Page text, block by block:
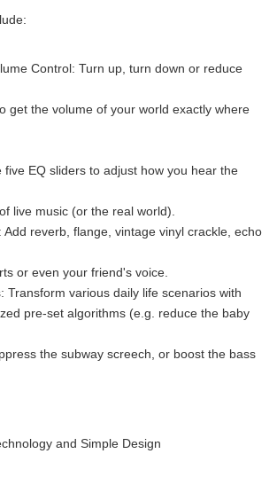
Control: Turn up, turn down or reduce
the volume of your world exactly where
EQ sliders to adjust how you hear the
music (or the real world).
reverb, flange, vintage vinyl crackle, echo
or even your friend's voice.
various daily life scenarios with
pre-set algorithms (e.g. reduce the baby
the subway screech, or boost the bass
and Simple Design